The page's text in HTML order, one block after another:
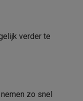
verder te
zo snel